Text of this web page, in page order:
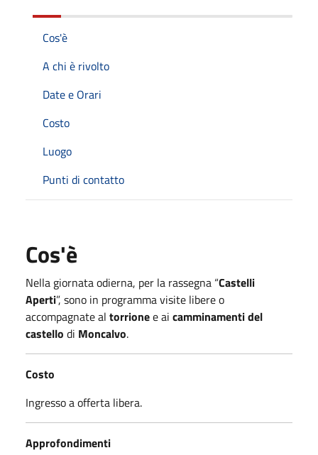
Cos'è
A chi è rivolto
Date e Orari
Costo
Luogo
Punti di contatto
Cos'è
Nella giornata odierna, per la rassegna “Castelli
Aperti”, sono in programma visite libere o
accompagnate al torrionee ai camminamenti del
castello di Moncalvo.
Costo
Ingresso a offerta libera.
Approfondimenti